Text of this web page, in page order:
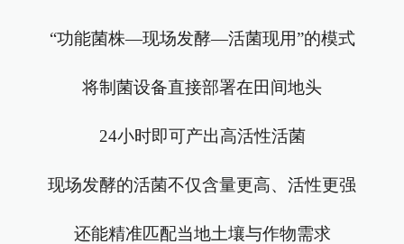
“功能菌株—现场发酵—活菌现用”的模式
将制菌设备直接部署在田间地头
24小时即可产出高活性活菌
现场发酵的活菌不仅含量更高、活性更强
还能精准匹配当地土壤与作物需求